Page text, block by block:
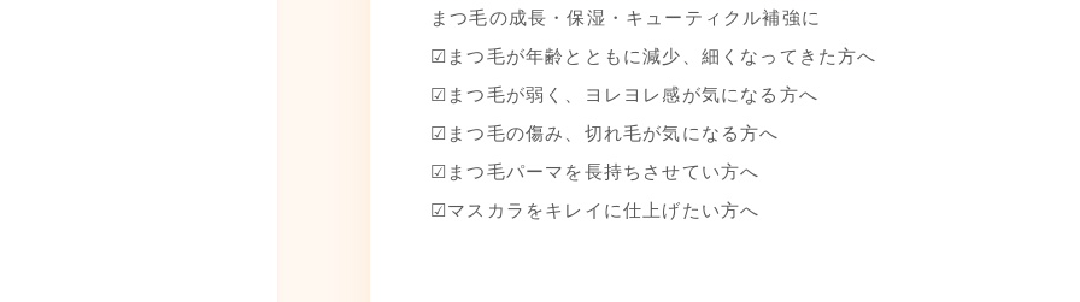
まつ毛の成長・保湿・キューティクル補強に
☑まつ毛が年齢とともに減少、細くなってきた方へ
☑まつ毛が弱く、ヨレヨレ感が気になる方へ
☑まつ毛の傷み、切れ毛が気になる方へ
☑まつ毛パーマを長持ちさせてい方へ
☑マスカラをキレイに仕上げたい方へ